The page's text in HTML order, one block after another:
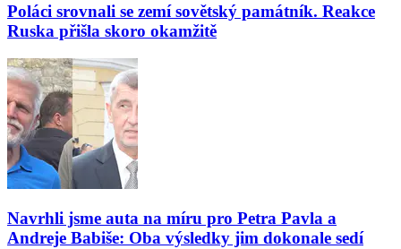
Poláci srovnali se zemí sovětský památník. Reakce
Ruska přišla skoro okamžitě
Navrhli jsme auta na míru pro Petra Pavla a
Andreje Babiše: Oba výsledky jim dokonale sedí